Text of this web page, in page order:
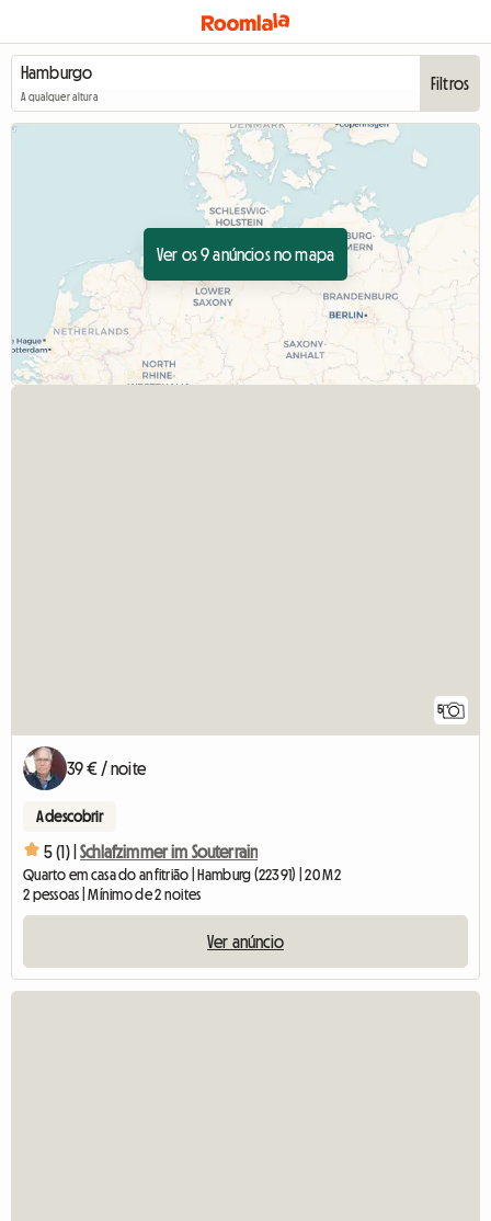
A qualquer altura
Filtros
Ver os 9 anúncios no mapa
5
39 € / noite
A descobrir
5 (1) | Schlafzimmer im Souterrain
Quarto em casa do anfitrião | Hamburg (22391) | 20 M2
2 pessoas | Mínimo de 2 noites
Ver anúncio